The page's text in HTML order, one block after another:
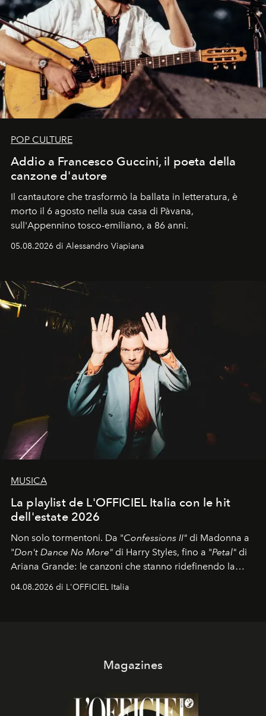
POP CULTURE
Addio a Francesco Guccini, il poeta della
canzone d'autore
Il cantautore che trasformò la ballata in letteratura, è
morto il 6 agosto nella sua casa di Pàvana,
sull'Appennino tosco-emiliano, a 86 anni.
05.08.2026 di Alessandro Viapiana
MUSICA
La playlist de L'OFFICIEL Italia con le hit
dell'estate 2026
Non solo tormentoni. Da "Confessions II" di Madonna a
"Don't Dance No More" di Harry Styles, fino a "Petal" di
Ariana Grande: le canzoni che stanno ridefinendo la
colonna sonora della stagione.
04.08.2026 di L'OFFICIEL Italia
Magazines